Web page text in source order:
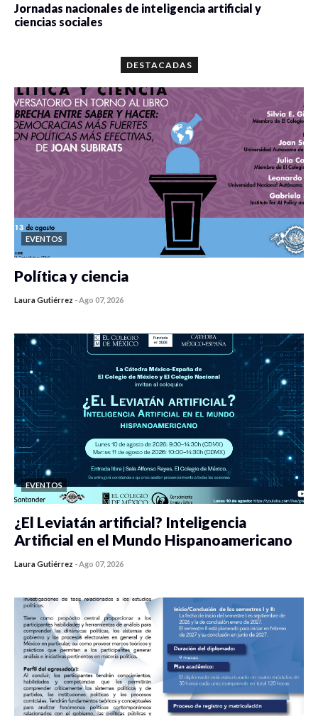
Jornadas nacionales de inteligencia artificial y
ciencias sociales
DESTACADAS
EVENTOS
Política y ciencia
Laura Gutiérrez -Ago 07, 2026
EVENTOS
¿El Leviatán artificial? Inteligencia
Artificial en el Mundo Hispanoamericano
Laura Gutiérrez -Ago 07, 2026